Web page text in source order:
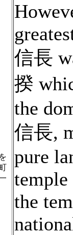
信長
揆
the
信長,
pure
the